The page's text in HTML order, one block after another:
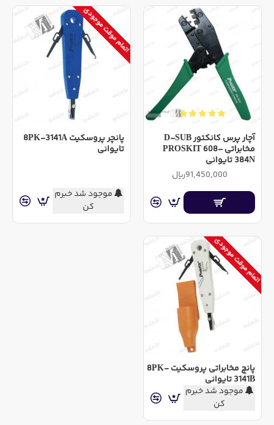
آچار پرس کانکتور D-SUB
مخابراتی PROSKIT 608-
384N تایوانی
91,450,000ریال
اتمام موقت موجودی
پانچر پروسکیت 8PK-3141A
تایوانی
موجود شد خبرم
کن
اتمام موقت موجودی
پانچ مخابراتی پروسکیت 8PK-
3141B تایوانی
موجود شد خبرم
کن